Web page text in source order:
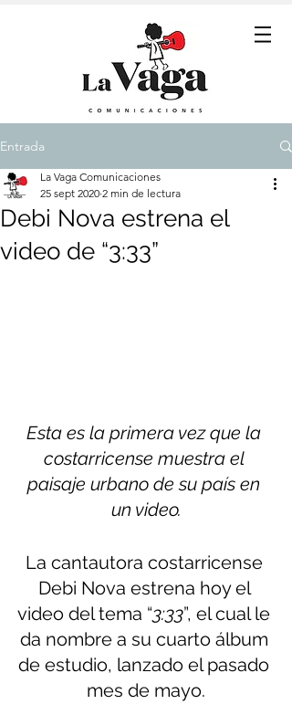
Entrada
Debi Nova estrena el
video de “3:33”
La Vaga Comunicaciones
25 sept 2020 2 min de lectura
Esta es la primera vez que la
costarricense muestra el
paisaje urbano de su país en
un video.
La cantautora costarricense
Debi Nova estrena hoy el
video del tema “3:33”, el cual le
da nombre a su cuarto álbum
de estudio, lanzado el pasado
mes de mayo.